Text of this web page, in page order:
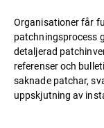
Organisationer får
patchningsprocess
detaljerad
referenser och
saknade patchar,
uppskjutning av